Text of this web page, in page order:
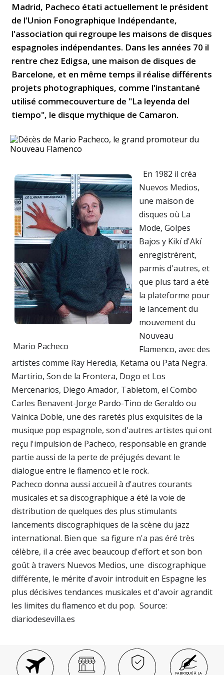
Madrid, Pacheco étati actuellement le président
de l'Union Fonographique Indépendante,
l'association qui regroupe les maisons de disques
espagnoles indépendantes. Dans les années 70 il
rentre chez Edigsa, une maison de disques de
Barcelone, et en même temps il réalise différents
projets photographiques, comme l'instantané
utilisé commecouverture de "La leyenda del
tiempo", le disque mythique de Camaron.
Mario Pacheco
En 1982 il créa
Nuevos Medios,
une maison de
disques où La
Mode, Golpes
Bajos y Kikí d'Akí
enregistrèrent,
parmis d'autres, et
que plus tard a été
la plateforme pour
le lancement du
mouvement du
Nouveau
Flamenco, avec des
artistes comme Ray Heredia, Ketama ou Pata Negra.
Martirio, Son de la Frontera, Dogo et Los
Mercenarios, Diego Amador, Tabletom, el Combo
Carles Benavent-Jorge Pardo-Tino de Geraldo ou
Vainica Doble, une des raretés plus exquisites de la
musique pop espagnole, son d'autres artistes qui ont
reçu l'impulsion de Pacheco, responsable en grande
partie aussi de la perte de préjugés devant le
dialogue entre le flamenco et le rock.
Pacheco donna aussi accueil à d'autres courants
musicales et sa discographique a été la voie de
distribution de quelques des plus stimulants
lancements discographiques de la scène du jazz
international. Bien que sa figure n'a pas éré très
célèbre, il a crée avec beaucoup d'effort et son bon
goût à travers Nuevos Medios, une discographique
différente, le mérite d'avoir introduit en Espagne les
plus décisives tendances musicales et d'avoir agrandit
les limites du flamenco et du pop. Source:
diariodesevilla.es
FABRIQUÉ À LA